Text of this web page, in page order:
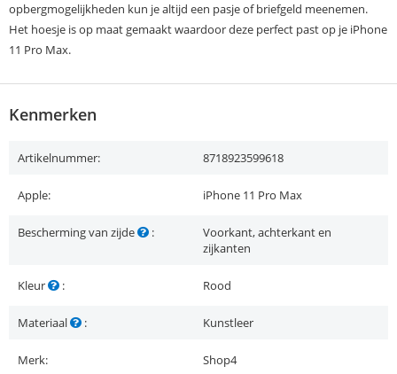
opbergmogelijkheden kun je altijd een pasje of briefgeld meenemen.
Het hoesje is op maat gemaakt waardoor deze perfect past op je iPhone
11 Pro Max.
Kenmerken
Artikelnummer: 8718923599618
Apple: iPhone 11 Pro Max
Bescherming van zijde :
Voorkant, achterkant en
zijkanten
Kleur : Rood
Materiaal : Kunstleer
Merk: Shop4